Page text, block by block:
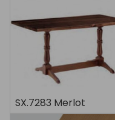
SX.7283 Merlot